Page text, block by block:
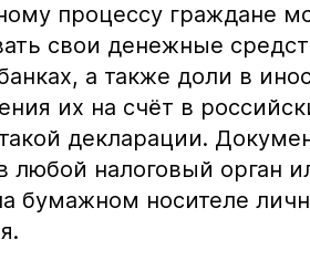
процессу граждане
свои денежные
а также доли в
их на счёт в
декларации.
любой налоговый орган
бумажном носителе